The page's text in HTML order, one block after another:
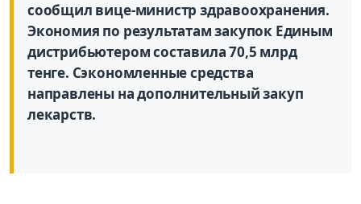
сообщил вице-министр здравоохранения.
Экономия по результатам закупок Единым
дистрибьютером составила 70,5 млрд
тенге. Сэкономленные средства
направлены на дополнительный закуп
лекарств.